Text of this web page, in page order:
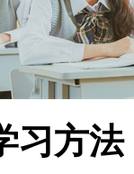
习方法